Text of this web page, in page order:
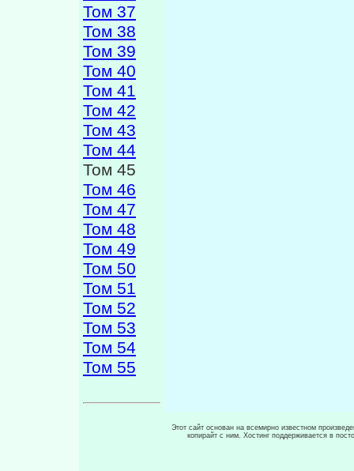
Том 37
Том 38
Том 39
Том 40
Том 41
Том 42
Том 43
Том 44
Том 45
Том 46
Том 47
Том 48
Том 49
Том 50
Том 51
Том 52
Том 53
Том 54
Том 55
Этот сайт основан на всемирно известном
копирайт с ним. Хостинг поддерживается в